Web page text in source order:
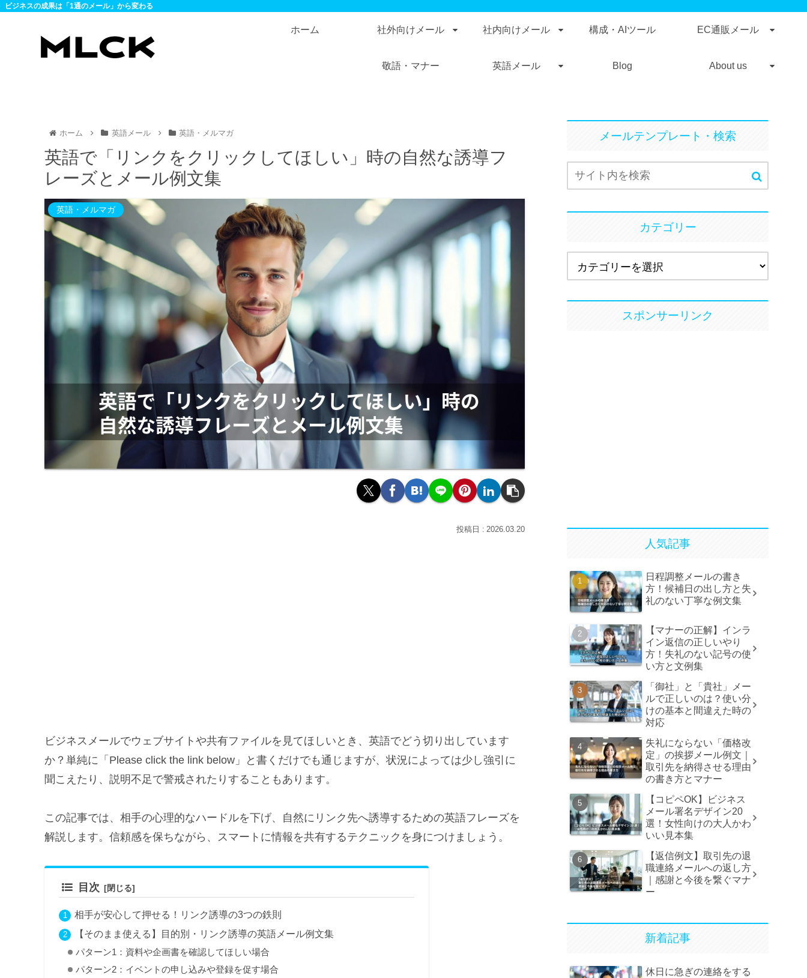
ビジネスの成果は「1通のメール」から変わる
ホーム 社外向けメール 社内向けメール 構成・AIツール EC通販メール
敬語・マナー 英語メール Blog About us
ホーム 英語メール 英語・メルマガ
英語で「リンクをクリックしてほしい」時の自然な誘導フ
レーズとメール例文集
英語・メルマガ
2026.03.20
ビジネスメールでウェブサイトや共有ファイルを見てほしいとき、英語でどう切り出しています
か？単純に「Please click the link below」と書くだけでも通じますが、状況によっては少し強引に
聞こえたり、説明不足で警戒されたりすることもあります。
この記事では、相手の心理的なハードルを下げ、自然にリンク先へ誘導するための英語フレーズを
解説します。信頼感を保ちながら、スマートに情報を共有するテクニックを身につけましょう。
目次
相手が安心して押せる！リンク誘導の3つの鉄則
【そのまま使える】目的別・リンク誘導の英語メール例文集
パターン1：資料や企画書を確認してほしい場合
パターン2：イベントの申し込みや登録を促す場合
メールテンプレート・検索
カテゴリー
スポンサーリンク
人気記事
日程調整メールの書き
方！候補日の出し方と失
礼のない丁寧な例文集
【マナーの正解】インラ
イン返信の正しいやり
方！失礼のない記号の使
い方と文例集
「御社」と「貴社」メー
ルで正しいのは？使い分
けの基本と間違えた時の
対応
失礼にならない「価格改
定」の挨拶メール例文｜
取引先を納得させる理由
の書き方とマナー
【コピペOK】ビジネス
メール署名デザイン20
選！女性向けの大人かわ
いい見本集
【返信例文】取引先の退
職連絡メールへの返し方
｜感謝と今後を繋ぐマナ
ー
新着記事
休日に急ぎの連絡をする